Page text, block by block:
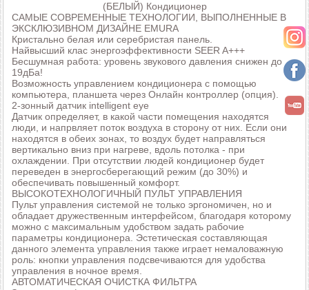
(БЕЛЫЙ) Кондиционер
САМЫЕ СОВРЕМЕННЫЕ ТЕХНОЛОГИИ, ВЫПОЛНЕННЫЕ В
ЭКСКЛЮЗИВНОМ ДИЗАЙНЕ EMURA
Кристально белая или серебристая панель.
Найвысший клас энергоэффективности SEER A+++
Бесшумная работа: уровень звукового давления снижен до
19дБа!
Возможность управлением кондиционера с помощью
компьютера, планшета через Онлайн контроллер (опция).
2-зонный датчик intelligent eye
Датчик определяет, в какой части помещения находятся
люди, и напрвляет поток воздуха в сторону от них. Если они
находятся в обеих зонах, то воздух будет направляться
вертикально вниз при нагреве, вдоль потолка - при
охлаждении. При отсутствии людей кондиционер будет
переведен в энергосберегающий режим (до 30%) и
обеспечивать повышенный комфорт.
ВЫСОКОТЕХНОЛОГИЧНЫЙ ПУЛЬТ УПРАВЛЕНИЯ
Пульт управления системой не только эргономичен, но и
обладает дружественным интерфейсом, благодаря которому
можно с максимальным удобством задать рабочие
параметры кондиционера. Эстетическая составляющая
данного элемента управления также играет немаловажную
роль: кнопки управления подсвечиваются для удобства
управления в ночное время.
АВТОМАТИЧЕСКАЯ ОЧИСТКА ФИЛЬТРА